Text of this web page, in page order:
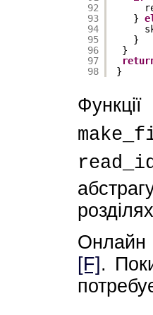
92
93
94
95
96
97
98
}
}
}
}
Онлайн
[F].